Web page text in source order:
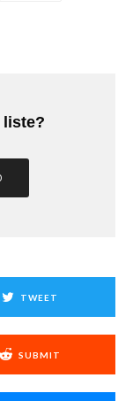
liste?
TWEET
SUBMIT